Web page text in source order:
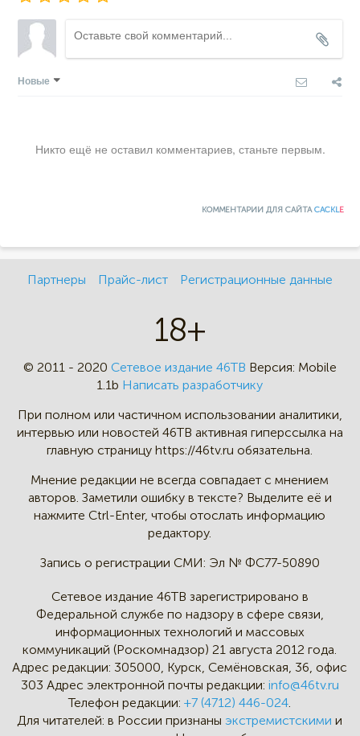
Новые
Никто ещё не оставил комментариев, станьте первым.
КОММЕНТАРИИ ДЛЯ САЙТАCACKLE
Партнеры Прайс-лист Регистрационные данные
18+
© 2011 - 2020 Сетевое издание 46ТВ Версия: Mobile
1.1b Написать разработчику
При полном или частичном использовании аналитики,
интервью или новостей 46TB активная гиперссылка на
главную страницу https://46tv.ru обязательна.
Мнение редакции не всегда совпадает с мнением
авторов. Заметили ошибку в тексте? Выделите её и
нажмите Ctrl-Enter, чтобы отослать информацию
редактору.
Запись о регистрации СМИ: Эл № ФС77-50890
Сетевое издание 46ТВ зарегистрировано в
Федеральной службе по надзору в сфере связи,
информационных технологий и массовых
коммуникаций (Роскомнадзор) 21 августа 2012 года.
Адрес редакции: 305000, Курск, Семёновская, 36, офис
303 Адрес электронной почты редакции: info@46tv.ru
Телефон редакции: +7 (4712) 446-024.
Для читателей: в России признаныэкстремистскими и